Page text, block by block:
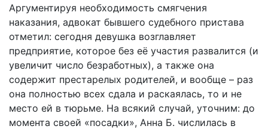
Аргументируя необходимость смягчения
наказания, адвокат бывшего судебного пристава
отметил: сегодня девушка возглавляет
предприятие, которое без её участия развалится (и
увеличит число безработных), а также она
содержит престарелых родителей, и вообще – раз
она полностью всех сдала и раскаялась, то и не
место ей в тюрьме. На всякий случай, уточним: до
момента своей «посадки», Анна Б. числилась в